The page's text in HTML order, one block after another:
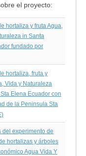
el proyecto:
hortaliza y fruta Agua,
in Santa
fundado por
hortaliza, fruta y
Vida y Naturaleza
Elena Ecuador con
de la Peninsula Sta
del experimento de
hortalizas y árboles
Agua Vida Y